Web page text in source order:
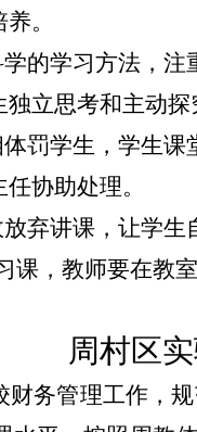
。
的学习方法，
立思考和主动探
罚学生，学生
协助处理。
弃讲课，让学生
课，教师要在教
周村区
财务管理工作，